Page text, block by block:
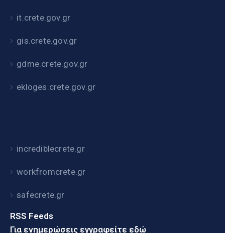
it.crete.gov.gr
gis.crete.gov.gr
gdme.crete.gov.gr
ekloges.crete.gov.gr
incrediblecrete.gr
workfromcrete.gr
safecrete.gr
RSS Feeds
Για ενημερώσεις εγγραφείτε εδώ